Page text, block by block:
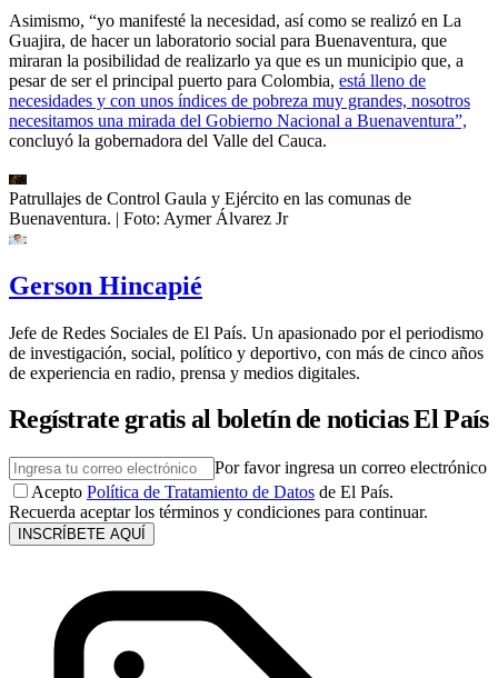
Asimismo, “yo manifesté la necesidad, así como se realizó en La
Guajira, de hacer un laboratorio social para Buenaventura, que
miraran la posibilidad de realizarlo ya que es un municipio que, a
pesar de ser el principal puerto para Colombia, está lleno de
necesidades y con unos índices de pobreza muy grandes, nosotros
necesitamos una mirada del Gobierno Nacional a Buenaventura”,
concluyó la gobernadora del Valle del Cauca.
Patrullajes de Control Gaula y Ejército en las comunas de
Buenaventura. | Foto: Aymer Álvarez Jr
Gerson Hincapié
Jefe de Redes Sociales de El País. Un apasionado por el periodismo
de investigación, social, político y deportivo, con más de cinco años
de experiencia en radio, prensa y medios digitales.
Regístrate gratis al boletín de noticias El País
Por favor ingresa un correo electrónico
Acepto Política de Tratamiento de Datos de El País.
Recuerda aceptar los términos y condiciones para continuar.
INSCRÍBETE AQUÍ